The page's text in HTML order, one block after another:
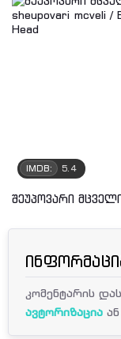
IMDB: 5.4
შეუპოვარი
კომენტარის
ავტორიზაცია